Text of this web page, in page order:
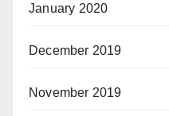
January 2020
December 2019
November 2019